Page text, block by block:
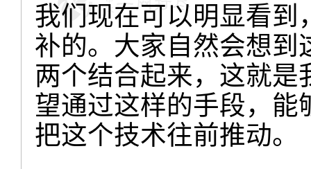
我们现在可以明显看到
补的。大家自然会想到
两个结合起来，这就
望通过这样的手段，能
把这个技术往前推动。